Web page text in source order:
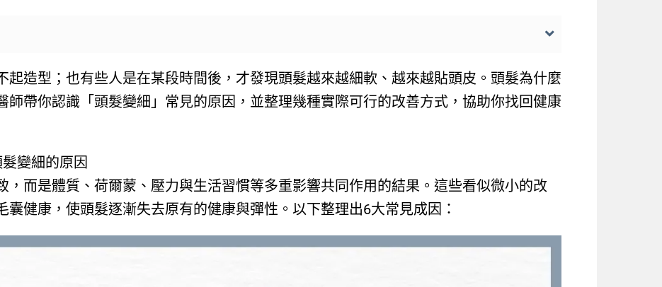
起造型；也有些人是在某段時間後，才發現頭髮越來越細軟、越來越貼頭皮。頭髮為什麼
師帶你認識「頭髮變細」常見的原因，並整理幾種實際可行的改善方式，協助你找回健康
變細的原因
，而是體質、荷爾蒙、壓力與生活習慣等多重影響共同作用的結果。這些看似微小的改
囊健康，使頭髮逐漸失去原有的健康與彈性。以下整理出6大常見成因：